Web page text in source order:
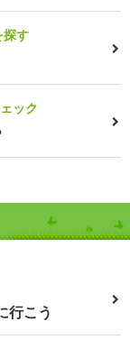
探す
ック
行こう